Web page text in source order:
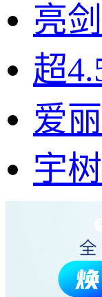
亮
超
爱
宇